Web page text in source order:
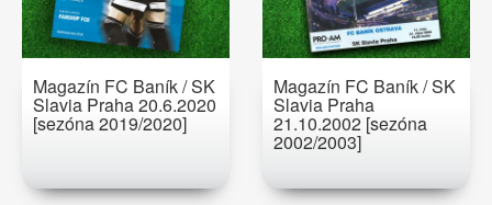
Magazín FC Baník / SK
Slavia Praha 20.6.2020
[sezóna 2019/2020]
Magazín FC Baník / SK
Slavia Praha
21.10.2002 [sezóna
2002/2003]